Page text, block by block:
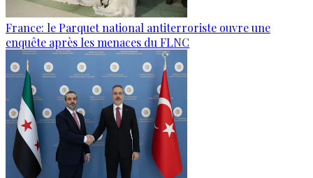
France: le Parquet national antiterroriste ouvre une
enquête après les menaces du FLNC